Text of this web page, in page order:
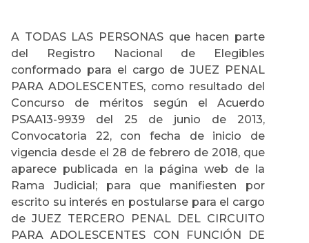
A TODAS LAS PERSONAS que hacen parte
del Registro Nacional de Elegibles
conformado para el cargo de JUEZ PENAL
PARA ADOLESCENTES, como resultado del
Concurso de méritos según el Acuerdo
PSAA13-9939 del 25 de junio de 2013,
Convocatoria 22, con fecha de inicio de
vigencia desde el 28 de febrero de 2018, que
aparece publicada en la página web de la
Rama Judicial; para que manifiesten por
escrito su interés en postularse para el cargo
de JUEZ TERCERO PENAL DEL CIRCUITO
PARA ADOLESCENTES CON FUNCIÓN DE